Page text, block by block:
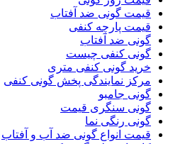
قیمت گونی ضد آفتاب
قیمت پارچه کنفی
گونی ضد آفتاب
گونی کنفی چیست
خرید گونی کنفی متری
مرکز نمایندگی پخش گونی کنفی
گونی جامبو
گونی سنگری قیمت
گونی رنگی نما
قیمت انواع گونی ضد آب و آفتاب